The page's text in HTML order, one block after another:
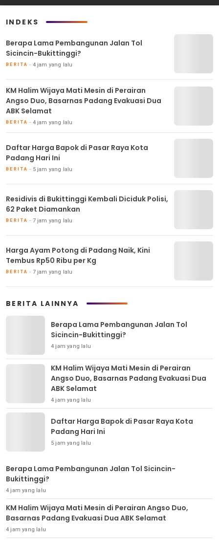
INDEKS
Berapa Lama Pembangunan Jalan Tol
Sicincin-Bukittinggi?
BERITA 4 jam yang lalu
KM Halim Wijaya Mati Mesin di Perairan
Angso Duo, Basarnas Padang Evakuasi Dua
ABK Selamat
BERITA 4 jam yang lalu
Daftar Harga Bapok di Pasar Raya Kota
Padang Hari Ini
BERITA 5 jam yang lalu
Residivis di Bukittinggi Kembali Diciduk Polisi,
62 Paket Diamankan
BERITA 7 jam yang lalu
Harga Ayam Potong di Padang Naik, Kini
Tembus Rp50 Ribu per Kg
BERITA 7 jam yang lalu
BERITA LAINNYA
Berapa Lama Pembangunan Jalan Tol
Sicincin-Bukittinggi?
4 jam yang lalu
KM Halim Wijaya Mati Mesin di Perairan
Angso Duo, Basarnas Padang Evakuasi Dua
ABK Selamat
4 jam yang lalu
Daftar Harga Bapok di Pasar Raya Kota
Padang Hari Ini
5 jam yang lalu
Berapa Lama Pembangunan Jalan Tol Sicincin-
Bukittinggi?
4 jam yang lalu
KM Halim Wijaya Mati Mesin di Perairan Angso Duo,
Basarnas Padang Evakuasi Dua ABK Selamat
4 jam yang lalu